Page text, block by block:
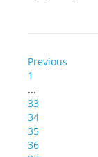
Previous
1
...
33
34
35
36